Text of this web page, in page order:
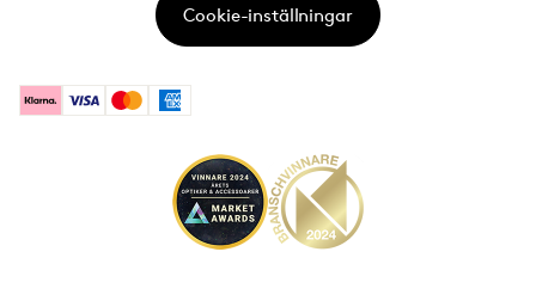
KlarnaVisa MastercardAmerican Express
Cookie-inställningar